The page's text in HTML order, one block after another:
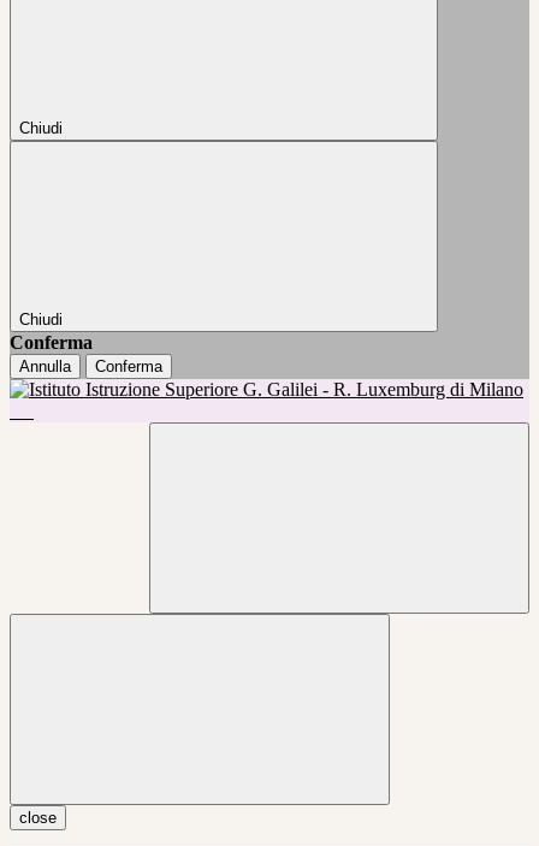
Chiudi
Chiudi
Conferma
Annulla Conferma
close